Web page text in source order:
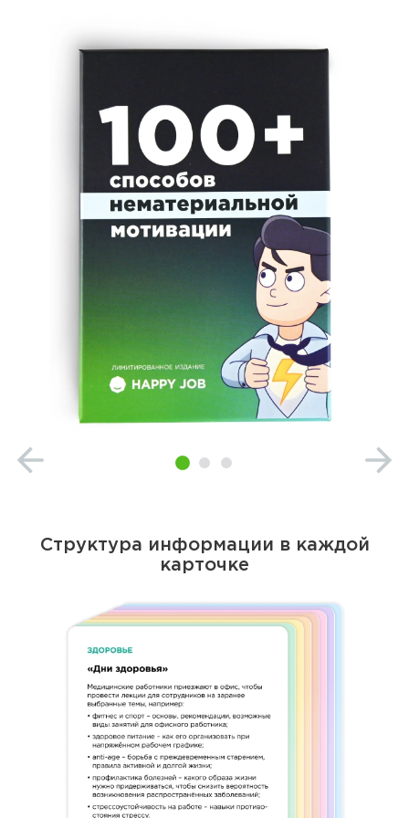
Структура информации в каждой
карточке